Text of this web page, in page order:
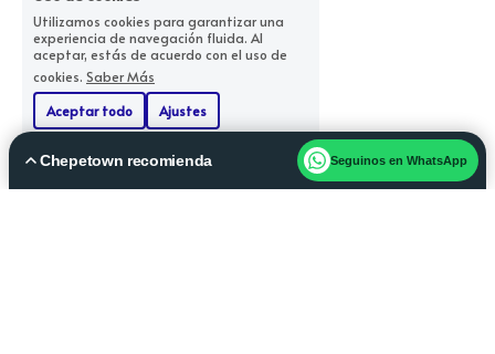
Utilizamos cookies para garantizar una
experiencia de navegación fluida. Al
aceptar, estás de acuerdo con el uso de
cookies. Saber Más
Aceptar todo
Ajustes
Chepetown recomienda
Seguinos en WhatsApp